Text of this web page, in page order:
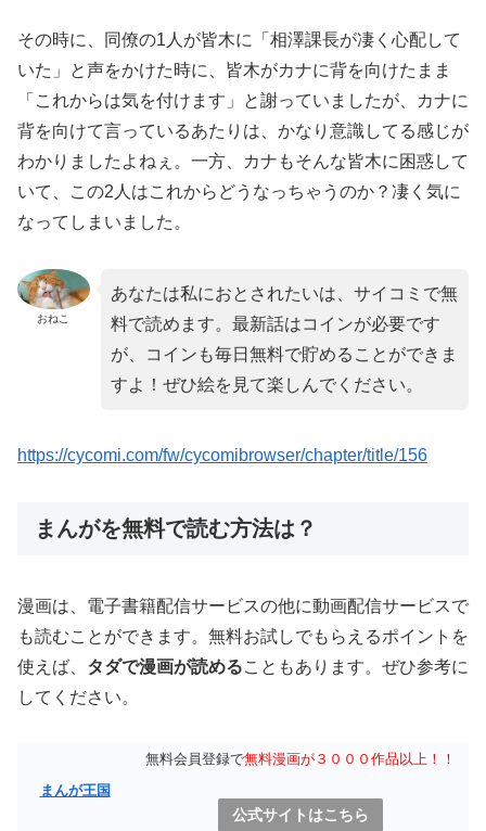
その時に、同僚の1人が皆木に「相澤課長が凄く心配して
いた」と声をかけた時に、皆木がカナに背を向けたまま
「これからは気を付けます」と謝っていましたが、カナに
背を向けて言っているあたりは、かなり意識してる感じが
わかりましたよねぇ。一方、カナもそんな皆木に困惑して
いて、この2人はこれからどうなっちゃうのか？凄く気に
なってしまいました。
おねこ
あなたは私におとされたいは、サイコミで無
料で読めます。最新話はコインが必要です
が、コインも毎日無料で貯めることができま
すよ！ぜひ絵を見て楽しんでください。
https://cycomi.com/fw/cycomibrowser/chapter/title/156
まんがを無料で読む方法は？
漫画は、電子書籍配信サービスの他に動画配信サービスで
も読むことができます。無料お試しでもらえるポイントを
使えば、 タダで漫画が読めることもあります。ぜひ参考に
してください。
まんが王国
無料会員登録で無料漫画が３０００作品以上！！
公式サイトはこちら